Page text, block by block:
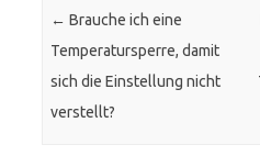
← Brauche ich eine
Temperatursperre, damit
sich die Einstellung nicht
verstellt?